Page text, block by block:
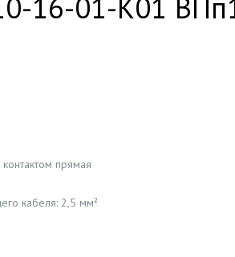
16-01-K01
прямая
кабеля: 2,5 мм²